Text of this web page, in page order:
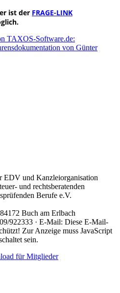
ist der FRAGE-LINK
TAXOS-Software.de:
von Günter
EDV und Kanzleiorganisation
und rechtsberatenden
Berufe e.V.
Buch am Erlbach
922333 · E-Mail: Diese E-Mail-
Zur Anzeige muss JavaScript
sein.
für Mitglieder